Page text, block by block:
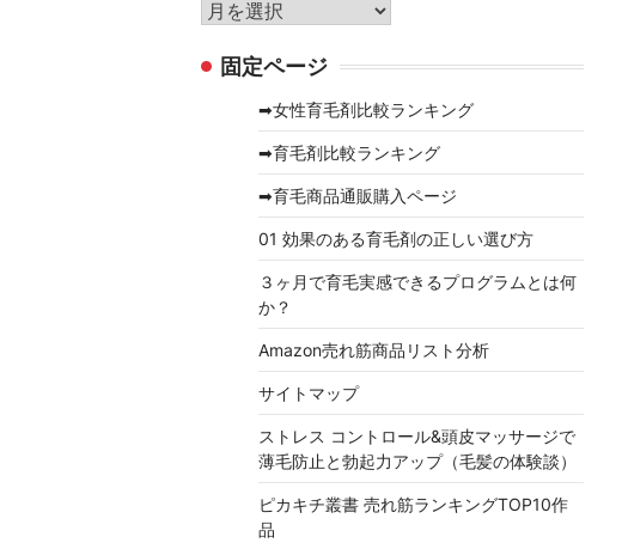
ー
ア
カ 固定ページ
➡女性育毛剤比較ランキング
➡育毛剤比較ランキング
➡育毛商品通販購入ページ
01 効果のある育毛剤の正しい選び方
３ヶ月で育毛実感できるプログラムとは何
か？
Amazon売れ筋商品リスト分析
サイトマップ
ストレス コントロール&頭皮マッサージで
薄毛防止と勃起力アップ（毛髪の体験談）
ピカキチ叢書 売れ筋ランキングTOP10作
品